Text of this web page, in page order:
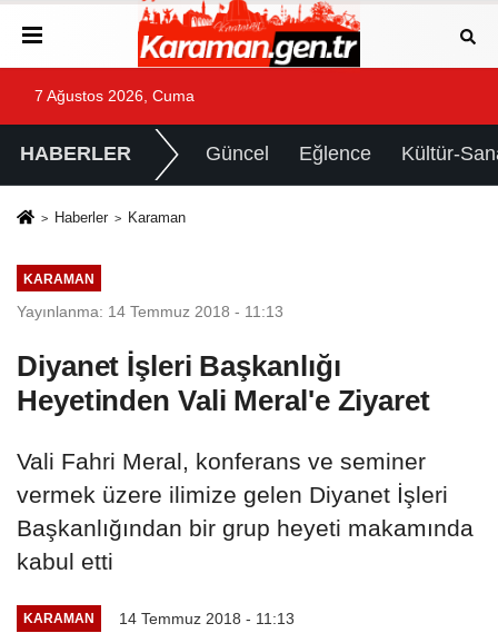
7 Ağustos 2026, Cuma
HABERLER Güncel Eğlence Kültür-
Haberler Karaman
KARAMAN
Yayınlanma: 14 Temmuz 2018 - 11:13
Diyanet İşleri Başkanlığı
Heyetinden Vali Meral'e Ziyaret
Vali Fahri Meral, konferans ve seminer
vermek üzere ilimize gelen Diyanet İşleri
Başkanlığından bir grup heyeti makamında
kabul etti
KARAMAN 14 Temmuz 2018 - 11:13